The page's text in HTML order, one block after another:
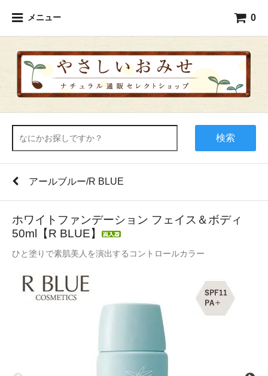
メニュー 0
検索
アールブルー/R BLUE
ホワイトファンデーション フェイス＆ボディ
50ml【R BLUE】
ひと塗りで素肌美人を演出するコントロールカラー